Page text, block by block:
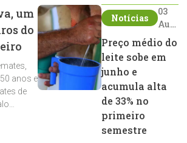
um
do
anos e
de
Sumário de Touros,
debates, podcast,
reprodutores e
homenagens
integram a
programação da
entidade durante a
ExpoGenética 2026
Notícias
03
Aug
2026
Preço médio do
leite sobe em
junho e
acumula alta
de 33% no
primeiro
semestre